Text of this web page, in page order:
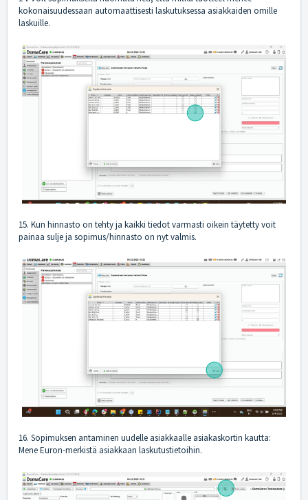
kokonaisuudessaan automaattisesti laskutuksessa asiakkaiden omille
laskuille.
15. Kun hinnasto on tehty ja kaikki tiedot varmasti oikein täytetty voit
painaa sulje ja sopimus/hinnasto on nyt valmis.
16. Sopimuksen antaminen uudelle asiakkaalle asiakaskortin kautta:
Mene Euron-merkistä asiakkaan laskutustietoihin.